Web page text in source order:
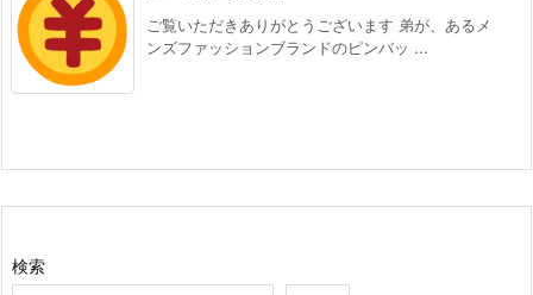
ご覧いただきありがとうございます 弟が、あるメ
ンズファッションブランドのピンバッ ...
検索